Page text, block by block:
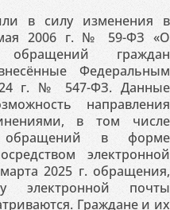
в силу изменения в
2006 г. № 59-ФЗ «О
обращений граждан
Федеральным
г. № 547-ФЗ. Данные
направления
в том числе
обращений в форме
электронной
2025 г. обращения,
электронной почты
Граждане и их